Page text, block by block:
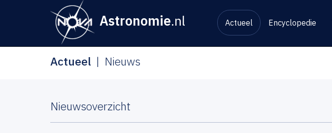
Astronomie.nl Actueel Encyclopedie
Actueel Nieuws
Nieuwsoverzicht